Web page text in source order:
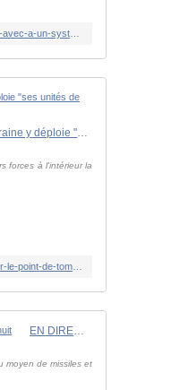
Guerre en Ukraine : "Même les soldats russes cachés sont éliminés"... la ville clé de Pokrovsk sur le point de tomber, l'Ukraine y déploie "ses unités de drones les plus meurtrières"
forces à l'intérieur la
EN DIRECT, guerre en Ukraine : de nouvelles coupures d'électricité prévues dans deux oblasts après des attaques russes dans la nuit
moyen de missiles et